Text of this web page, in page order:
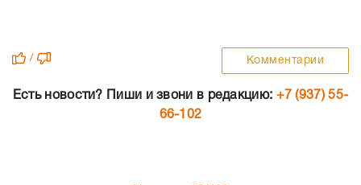
/ Комментарии
Есть новости? Пиши и звони в редакцию: +7 (937) 55-
66-102